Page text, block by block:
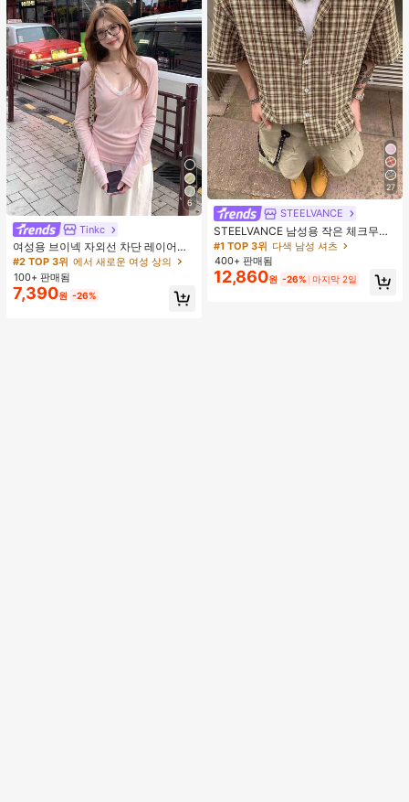
6
Tinkc
여성용 브이넥 자외선 차단 레이어링
다용도 긴팔 티셔츠 탑, 봄/여름 핑크
#2 TOP 3위 에서 새로운 여성 상의
높은 재방문 고객
#2 TOP 3위 에서 새로운 여성 상의
높은 재방문 고객
#2 TOP 3위 에서 새로운 여성 상의
높은 재방문 고객
#2 TOP 3위 에서 새로운 여성 상의
100+ 판매됨
7,390원 -26%
27
STEELVANCE
STEELVANCE 남성용 작은 체크무늬
반팔 셔츠, 단일 포켓 클래식 스타일,
격식 또는 캐주얼한 경우, 휴가, 식사,
사무실, 캐주얼 홈웨어에 적합, 다용
도, 편안한 원단 셔츠, 자신에게 입거
#1 TOP 3위 다색 남성 셔츠
400+ 판매됨
12,860원 -26% 마지막 2일